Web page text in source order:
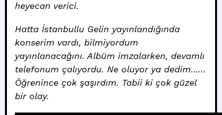
heyecan verici.
Hatta İstanbullu Gelin yayınlandığında
konserim vardı, bilmiyordum
yayınlanacağını. Albüm imzalarken, devamlı
telefonum çalıyordu. Ne oluyor ya dedim……
Öğrenince çok şaşırdım. Tabii ki çok güzel
bir olay.